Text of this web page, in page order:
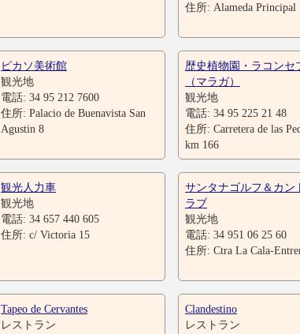
住所: Alameda Principal
ピカソ美術館
観光地
電話: 34 95 212 7600
住所: Palacio de Buenavista San
Agustin 8
歴史植物園・ラコンセ
（マラガ）
観光地
電話: 34 95 225 21 48
住所: Carretera de las
km 166
観光人力車
観光地
電話: 34 657 440 605
住所: c/ Victoria 15
サンタナゴルフ＆カン
ラブ
観光地
電話: 34 951 06 25 60
住所: Ctra La Cala-
Tapeo de Cervantes
レストラン
Clandestino
レストラン